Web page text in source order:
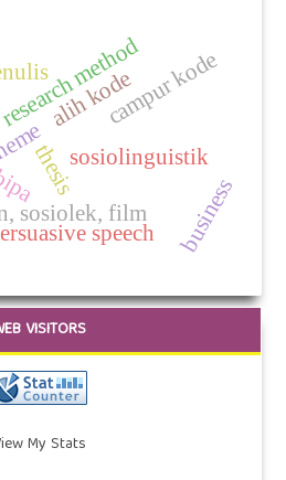
thesis
method
alih kodecampur kode
sosiolinguistik
sosiolek, film
speech business
VISITORS
My Stats